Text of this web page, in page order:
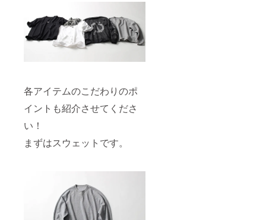
各アイテムのこだわりのポ
イントも紹介させてくださ
い！
まずはスウェットです。